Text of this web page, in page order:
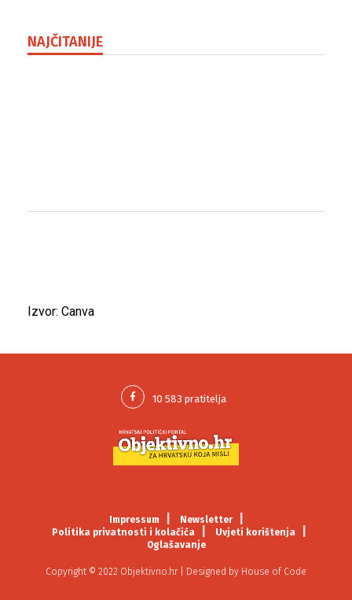
NAJČITANIJE
Izvor: Canva
Impressum
Newsletter
Politika privatnosti i kolačića
Uvjeti korištenja
Oglašavanje
Copyright © 2022 Objektivno.hr | Designed by House of Code